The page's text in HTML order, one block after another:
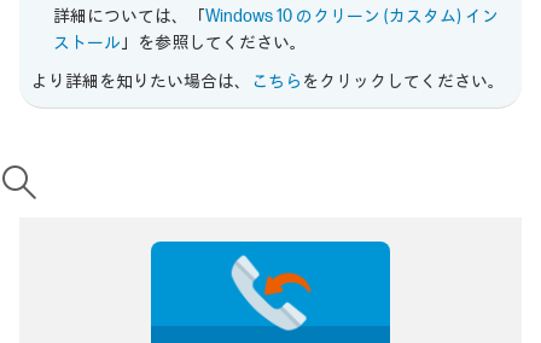
詳細については、「Windows 10 のクリーン (カスタム) イン
ストール」を参照してください。
より詳細を知りたい場合は、
こちら をクリックしてください。